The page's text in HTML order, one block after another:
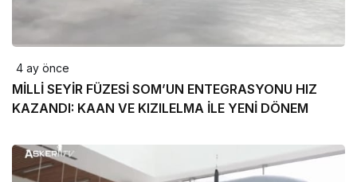
4 ay önce
MİLLİ SEYİR FÜZESİ SOM’UN ENTEGRASYONU HIZ
KAZANDI: KAAN VE KIZILELMA İLE YENİ DÖNEM